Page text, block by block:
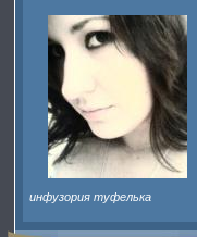
инфузория туфелька